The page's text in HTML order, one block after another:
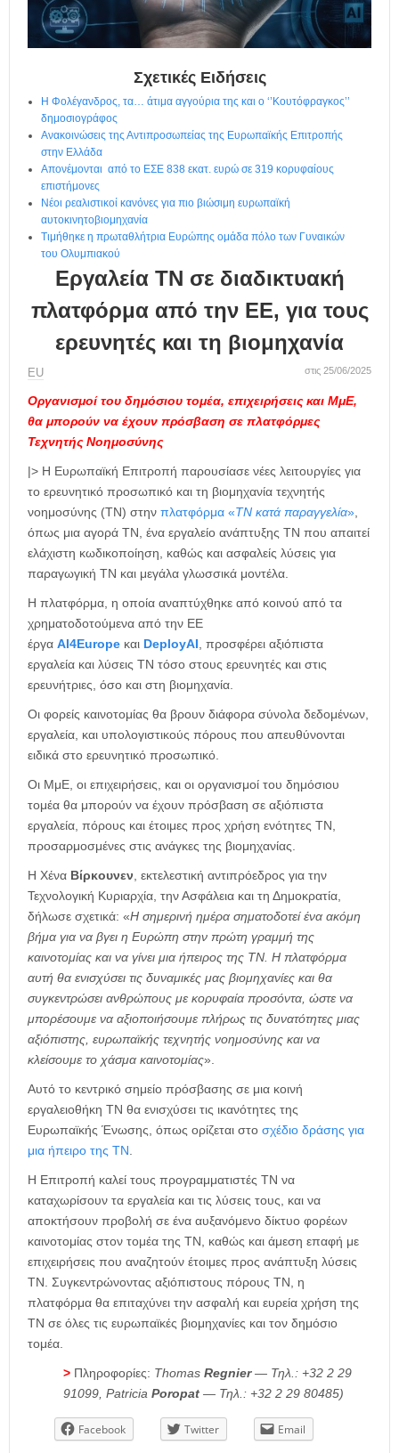
Σχετικές Ειδήσεις
Η Φολέγανδρος, τα… άτιμα αγγούρια της και ο ‘’Κουτόφραγκος’’
δημοσιογράφος
Ανακοινώσεις της Αντιπροσωπείας της Ευρωπαϊκής Επιτροπής
στην Ελλάδα
Απονέμονται από το ΕΣΕ 838 εκατ. ευρώ σε 319 κορυφαίους
επιστήμονες
Νέοι ρεαλιστικοί κανόνες για πιο βιώσιμη ευρωπαϊκή
αυτοκινητοβιομηχανία
Τιμήθηκε η πρωταθλήτρια Ευρώπης ομάδα πόλο των Γυναικών
του Ολυμπιακού
Εργαλεία ΤΝ σε διαδικτυακή
πλατφόρμα από την ΕΕ, για τους
ερευνητές και τη βιομηχανία
ΕU στις 25/06/2025
Οργανισμοί του δημόσιου τομέα, επιχειρήσεις και ΜμΕ,
θα μπορούν να έχουν πρόσβαση σε πλατφόρμες
Τεχνητής Νοημοσύνης
|> Η Ευρωπαϊκή Επιτροπή παρουσίασε νέες λειτουργίες για
το ερευνητικό προσωπικό και τη βιομηχανία τεχνητής
νοημοσύνης (ΤΝ) στην πλατφόρμα «ΤΝ κατά παραγγελία»,
όπως μια αγορά ΤΝ, ένα εργαλείο ανάπτυξης ΤΝ που απαιτεί
ελάχιστη κωδικοποίηση, καθώς και ασφαλείς λύσεις για
παραγωγική ΤΝ και μεγάλα γλωσσικά μοντέλα.
Η πλατφόρμα, η οποία αναπτύχθηκε από κοινού από τα
χρηματοδοτούμενα από την ΕΕ
έργα AI4Europe και DeployAI, προσφέρει αξιόπιστα
εργαλεία και λύσεις ΤΝ τόσο στους ερευνητές και στις
ερευνήτριες, όσο και στη βιομηχανία.
Οι φορείς καινοτομίας θα βρουν διάφορα σύνολα δεδομένων,
εργαλεία, και υπολογιστικούς πόρους που απευθύνονται
ειδικά στο ερευνητικό προσωπικό.
Οι ΜμΕ, οι επιχειρήσεις, και οι οργανισμοί του δημόσιου
τομέα θα μπορούν να έχουν πρόσβαση σε αξιόπιστα
εργαλεία, πόρους και έτοιμες προς χρήση ενότητες ΤΝ,
προσαρμοσμένες στις ανάγκες της βιομηχανίας.
Η Χένα Βίρκουνεν, εκτελεστική αντιπρόεδρος για την
Τεχνολογική Κυριαρχία, την Ασφάλεια και τη Δημοκρατία,
δήλωσε σχετικά: «Η σημερινή ημέρα σηματοδοτεί ένα ακόμη
βήμα για να βγει η Ευρώπη στην πρώτη γραμμή της
καινοτομίας και να γίνει μια ήπειρος της ΤΝ. Η πλατφόρμα
αυτή θα ενισχύσει τις δυναμικές μας βιομηχανίες και θα
συγκεντρώσει ανθρώπους με κορυφαία προσόντα, ώστε να
μπορέσουμε να αξιοποιήσουμε πλήρως τις δυνατότητες μιας
αξιόπιστης, ευρωπαϊκής τεχνητής νοημοσύνης και να
κλείσουμε το χάσμα καινοτομίας».
Αυτό το κεντρικό σημείο πρόσβασης σε μια κοινή
εργαλειοθήκη ΤΝ θα ενισχύσει τις ικανότητες της
Ευρωπαϊκής Ένωσης, όπως ορίζεται στο σχέδιο δράσης για
μια ήπειρο της ΤΝ.
Η Επιτροπή καλεί τους προγραμματιστές ΤΝ να
καταχωρίσουν τα εργαλεία και τις λύσεις τους, και να
αποκτήσουν προβολή σε ένα αυξανόμενο δίκτυο φορέων
καινοτομίας στον τομέα της ΤΝ, καθώς και άμεση επαφή με
επιχειρήσεις που αναζητούν έτοιμες προς ανάπτυξη λύσεις
ΤΝ. Συγκεντρώνοντας αξιόπιστους πόρους ΤΝ, η
πλατφόρμα θα επιταχύνει την ασφαλή και ευρεία χρήση της
ΤΝ σε όλες τις ευρωπαϊκές βιομηχανίες και τον δημόσιο
τομέα.
> Πληροφορίες: Thomas Regnier— Τηλ.: +32 2 29
91099, Patricia Poropat — Τηλ.: +32 2 29 80485)
Facebook Twitter Email